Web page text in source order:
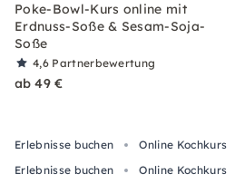
Poke-Bowl-Kurs online mit
Erdnuss-Soße & Sesam-Soja-
Soße
4,6 Partnerbewertung
ab 49 €
Erlebnisse buchen Online Kochkurs
Erlebnisse buchen
Online Kochkurs